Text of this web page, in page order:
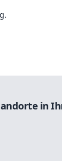
in